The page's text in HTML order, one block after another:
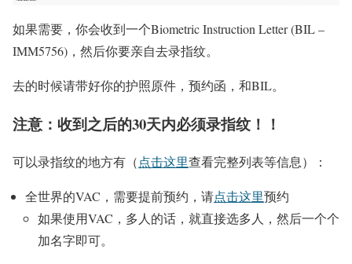
如果需要，你会收到一个Biometric Instruction Letter (BIL –
IMM5756)，然后你要亲自去录指纹。
去的时候请带好你的护照原件，预约函，和BIL。
注意：收到之后的30天内必须录指纹！！
可以录指纹的地方有（点击这里查看完整列表等信息）：
全世界的VAC，需要提前预约，请点击这里预约
如果使用VAC，多人的话，就直接选多人，然后一个个
加名字即可。